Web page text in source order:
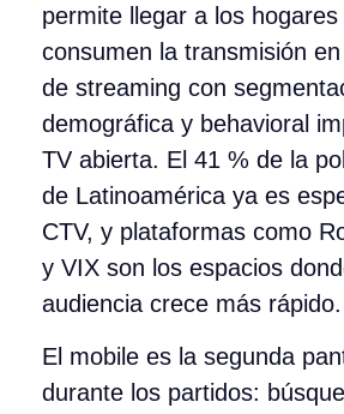
permite llegar a los hogares
consumen la transmisión
de streaming con
demográfica y behavioral
TV abierta. El 41 % de la
de Latinoamérica ya es
CTV, y plataformas como
y VIX son los espacios
audiencia crece más rápido.
El mobile es la segunda
durante los partidos: